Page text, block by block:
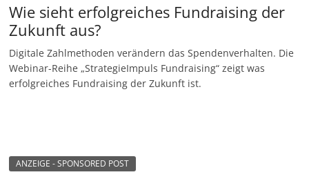
Wie sieht erfolgreiches Fundraising der
Zukunft aus?
Digitale Zahlmethoden verändern das Spendenverhalten. Die
Webinar-Reihe „StrategieImpuls Fundraising“ zeigt was
erfolgreiches Fundraising der Zukunft ist.
ANZEIGE - SPONSORED POST